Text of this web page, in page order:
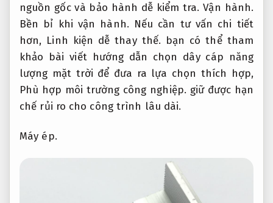
nguồn gốc và bảo hành dễ kiểm tra.Vận hành.
Bền bỉ khi vận hành. Nếu cần tư vấn chi tiết
hơn, Linh kiện dễ thay thế. bạn có thể tham
khảo bài viết hướng dẫn chọn dây cáp năng
lượng mặt trời để đưa ra lựa chọn thích hợp,
Phù hợp môi trường công nghiệp. giữ được hạn
chế rủi ro cho công trình lâu dài.
Máy ép.